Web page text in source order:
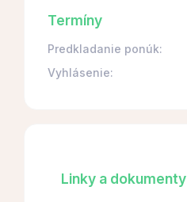
Termíny
Predkladanie ponúk:
Vyhlásenie:
Linky a dokumenty